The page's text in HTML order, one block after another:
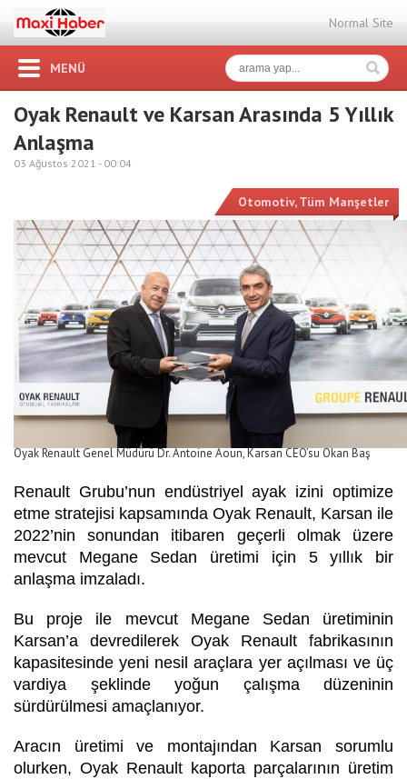
Normal Site
MENÜ
Oyak Renault ve Karsan Arasında 5 Yıllık
Anlaşma
03 Ağustos 2021 - 00:04
Otomotiv,Tüm Manşetler
Oyak Renault Genel Müdürü Dr. Antoine Aoun, Karsan CEO’su Okan Baş
Renault Grubu’nun endüstriyel ayak izini optimize
etme stratejisi kapsamında Oyak Renault, Karsan ile
2022’nin sonundan itibaren geçerli olmak üzere
mevcut Megane Sedan üretimi için 5 yıllık bir
anlaşma imzaladı.
Bu proje ile mevcut Megane Sedan üretiminin
Karsan’a devredilerek Oyak Renault fabrikasının
kapasitesinde yeni nesil araçlara yer açılması ve üç
vardiya şeklinde yoğun çalışma düzeninin
sürdürülmesi amaçlanıyor.
Aracın üretimi ve montajından Karsan sorumlu
olurken, Oyak Renault kaporta parçalarının üretim